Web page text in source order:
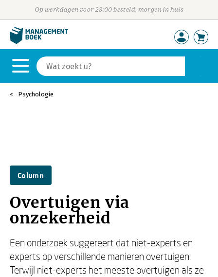
Op werkdagen voor 23:00 besteld, morgen in huis
Psychologie
Column
Overtuigen via
onzekerheid
Een onderzoek suggereert dat niet-experts en
experts op verschillende manieren overtuigen.
Terwijl niet-experts het meeste overtuigen als ze